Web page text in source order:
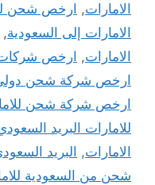
الامارات, ارخص شحن
الامارات إلى السعودية,
الامارات, ارخص
ارخص شركة شحن
ارخص شركة شحن
للامارات البريد
الامارات, البريد
شحن من السعودية